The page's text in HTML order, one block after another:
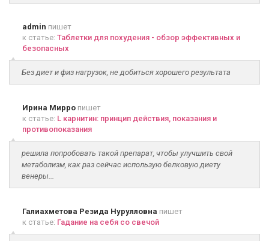
admin пишет
к статье: Таблетки для похудения - обзор эффективных и
безопасных
Без диет и физ нагрузок, не добиться хорошего результата
Ирина Мирро пишет
к статье: L карнитин: принцип действия, показания и
противопоказания
решила попробовать такой препарат, чтобы улучшить свой
метаболизм, как раз сейчас использую белковую диету
венеры...
Галиахметова Резида Нурулловна пишет
к статье: Гадание на себя со свечой